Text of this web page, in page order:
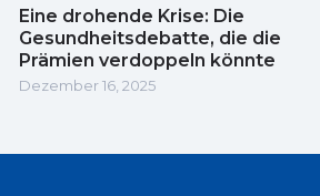
Eine drohende Krise: Die
Gesundheitsdebatte, die die
Prämien verdoppeln könnte
Dezember 16, 2025